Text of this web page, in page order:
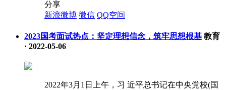
分享
新浪微博 微信 QQ空间
2023国考面试热点：坚定理想信念，筑牢思想根基 教育
· 2022-05-06
2022年3月1日上午，习 近平总书记在中央党校(国